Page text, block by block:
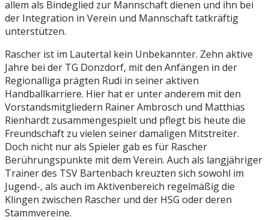
allem als Bindeglied zur Mannschaft dienen und ihn bei
der Integration in Verein und Mannschaft tatkräftig
unterstützen.
Rascher ist im Lautertal kein Unbekannter. Zehn aktive
Jahre bei der TG Donzdorf, mit den Anfängen in der
Regionalliga prägten Rudi in seiner aktiven
Handballkarriere. Hier hat er unter anderem mit den
Vorstandsmitgliedern Rainer Ambrosch und Matthias
Rienhardt zusammengespielt und pflegt bis heute die
Freundschaft zu vielen seiner damaligen Mitstreiter.
Doch nicht nur als Spieler gab es für Rascher
Berührungspunkte mit dem Verein. Auch als langjähriger
Trainer des TSV Bartenbach kreuzten sich sowohl im
Jugend-, als auch im Aktivenbereich regelmäßig die
Klingen zwischen Rascher und der HSG oder deren
Stammvereine.